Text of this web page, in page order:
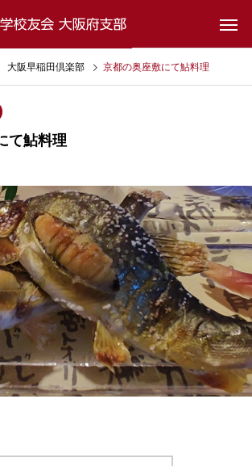
大阪早稲田倶楽部 京都の奥座敷にて鮎料理
て鮎料理